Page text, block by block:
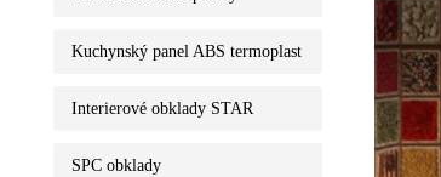
Kuchynský panel ABS termoplast
Interierové obklady STAR
SPC obklady